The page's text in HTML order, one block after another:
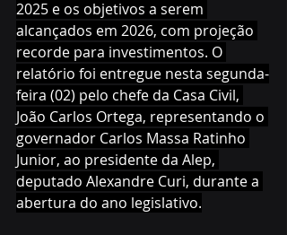
2025 e os objetivos a serem
alcançados em 2026, com projeção
recorde para investimentos. O
relatório foi entregue nesta segunda-
feira (02) pelo chefe da Casa Civil,
João Carlos Ortega, representando o
governador Carlos Massa Ratinho
Junior, ao presidente da Alep,
deputado Alexandre Curi, durante a
abertura do ano legislativo.